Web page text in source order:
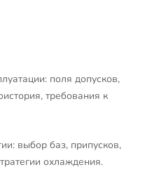
поля допусков,
требования к
выбор баз, припусков,
охлаждения.